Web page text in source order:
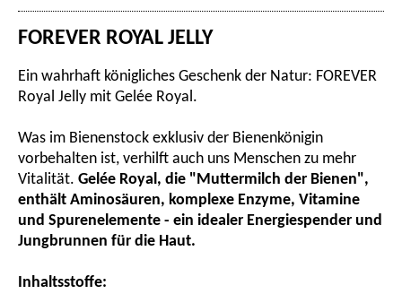
FOREVER ROYAL JELLY
Ein wahrhaft königliches Geschenk der Natur: FOREVER
Royal Jelly mit Gelée Royal.
Was im Bienenstock exklusiv der Bienenkönigin
vorbehalten ist, verhilft auch uns Menschen zu mehr
Vitalität. Gelée Royal, die "Muttermilch der Bienen",
enthält Aminosäuren, komplexe Enzyme, Vitamine
und Spurenelemente - ein idealer Energiespender und
Jungbrunnen für die Haut.
Inhaltsstoffe: